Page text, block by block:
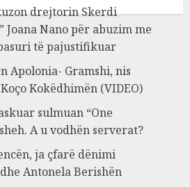
drejtorin Skerdi
Joana Nano për abuzim me
të pajustifikuar
Apolonia- Gramshi, nis
Kokëdhimën (VIDEO)
sulmuan “One
A u vodhën serverat?
ja çfarë dënimi
Antonela Berishën